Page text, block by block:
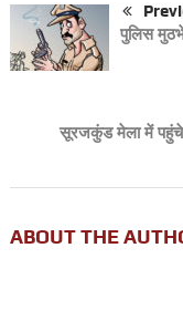
पुलिस
सूरजकुंड मेला में पहुंचे
ABOUT THE